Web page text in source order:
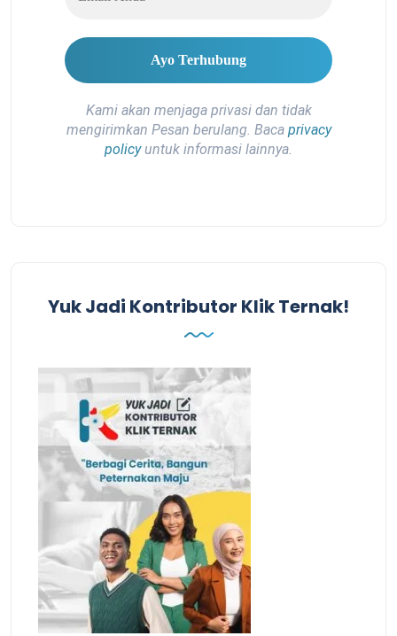
Kami akan menjaga privasi dan tidak
mengirimkan Pesan berulang. Baca privacy
policyuntuk informasi lainnya.
Yuk Jadi Kontributor Klik Ternak!